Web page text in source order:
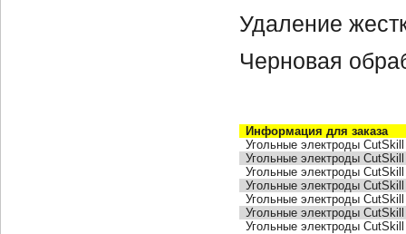
Удаление
Черновая
Информация для заказа
Угольные электродыCutSkill
Угольные электродыCutSkill
Угольные электродыCutSkill
Угольные электродыCutSkill
Угольные электродыCutSkill
Угольные электродыCutSkill
Угольные электродыCutSkill